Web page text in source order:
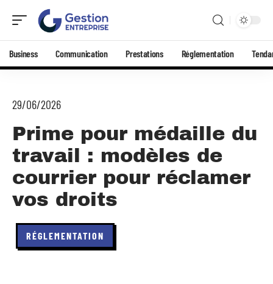
Business Communication Prestations Réglementation
29/06/2026
Prime pour médaille du
travail : modèles de
courrier pour réclamer
vos droits
RÉGLEMENTATION